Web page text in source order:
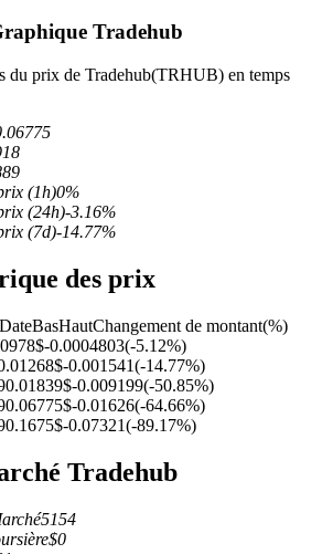
actions, forex, métaux précieux et matières
comme garantie
Tradehub
du prix de Tradehub(TRHUB) en temps
(1h)0%
(24h)-3.16%
(7d)-14.77%
des prix
BasHautChangement de montant(%)
$-0.0004803(-5.12%)
$-0.001541(-14.77%)
0.01839$-0.009199(-50.85%)
0.06775$-0.01626(-64.66%)
0.1675$-0.07321(-89.17%)
Tradehub
5154
$0